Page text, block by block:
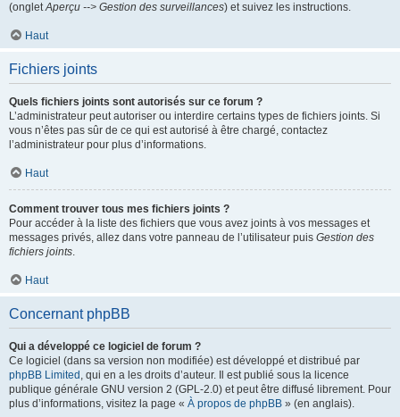
(ongletAperçu --> Gestion des surveillances) et suivez les instructions.
Haut
Fichiers joints
Quels fichiers joints sont autorisés sur ce forum ?
L’administrateur peut autoriser ou interdire certains types de fichiers joints. Si
vous n’êtes pas sûr de ce qui est autorisé à être chargé, contactez
l’administrateur pour plus d’informations.
Haut
Comment trouver tous mes fichiers joints ?
Pour accéder à la liste des fichiers que vous avez joints à vos messages et
messages privés, allez dans votre panneau de l’utilisateur puis Gestion des
fichiers joints.
Haut
Concernant phpBB
Qui a développé ce logiciel de forum ?
Ce logiciel (dans sa version non modifiée) est développé et distribué par
phpBB Limited , qui en a les droits d’auteur. Il est publié sous la licence
publique générale GNU version 2 (GPL-2.0) et peut être diffusé librement. Pour
plus d’informations, visitez la page « À propos de phpBB » (en anglais).